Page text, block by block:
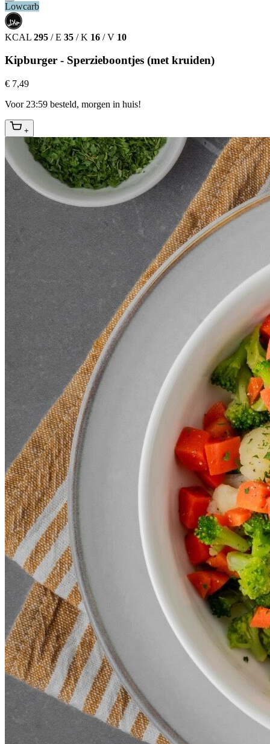
Lowcarb
حلال
HALAL
KCAL 295 / E 35 / K 16 / V 10
Kipburger - Sperzieboontjes (met kruiden)
€ 7,49
Voor 23:59 besteld, morgen in huis!
+